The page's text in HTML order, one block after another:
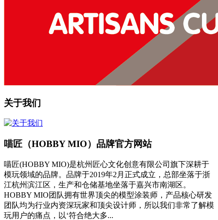
关于我们
喵匠（HOBBY MIO）品牌官方网站
喵匠(HOBBY MIO)是杭州匠心文化创意有限公司旗下深耕于
模玩领域的品牌。品牌于2019年2月正式成立，总部坐落于浙
江杭州滨江区，生产和仓储基地坐落于嘉兴市南湖区。
HOBBY MIO团队拥有世界顶尖的模型涂装师，产品核心研发
团队均为行业内资深玩家和顶尖设计师，所以我们非常了解模
玩用户的痛点，以‘符合绝大多...